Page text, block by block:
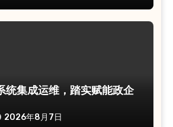
统集成运维，踏实赋能政企
2026年8月7日